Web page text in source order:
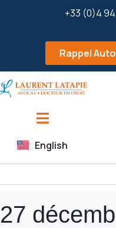
+33 (0)4
Rappel
English
27